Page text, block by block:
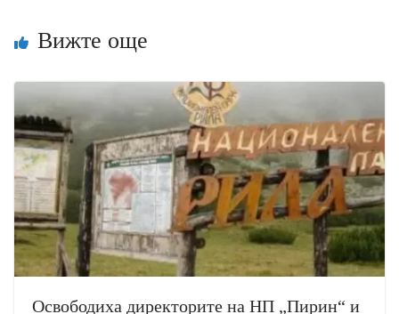
Вижте още
Освободиха директорите на НП „Пирин“ и